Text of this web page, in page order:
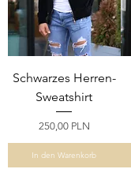
Schwarzes Herren-
Sweatshirt
Preis
250,00 PLN
In den Warenkorb